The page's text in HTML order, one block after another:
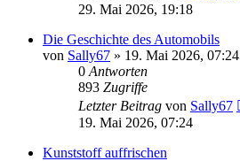
29. Mai 2026, 19:18
Die Geschichte des Automobils
von Sally67 » 19. Mai 2026, 07:24
0 Antworten
893 Zugriffe
Letzter Beitrag von Sally67
19. Mai 2026, 07:24
Kunststoff auffrischen